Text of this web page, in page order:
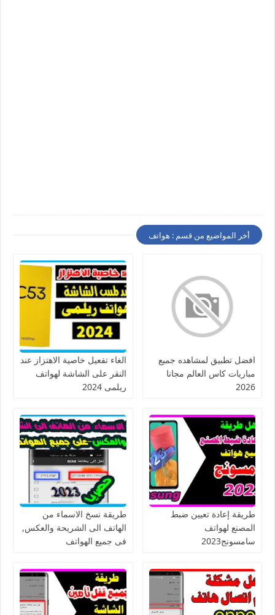
أخر المواضيع من قسم : هواتف
افضل تطبيق لمشاهده جميع
مباريات كاس العالم مجانا
2026
الغاء تفعيل خاصية الاهتزاز عند
النقر على الشاشة لهواتف
ريلمى 2024
طريقة إعادة تعيين ضبط
المصنع لهواتف
سامسونج2023
طريقة نسخ الاسماء من
الهاتف الى الشريحة والعكس,
فى جميع الهواتف